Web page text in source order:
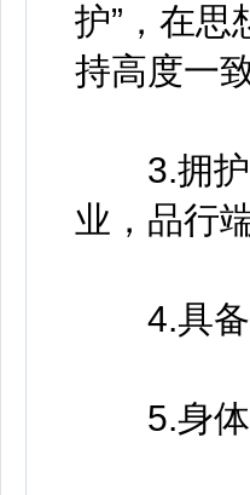
护”，在思
持高度一
3.拥护
业，品行
4.具备
5.身体